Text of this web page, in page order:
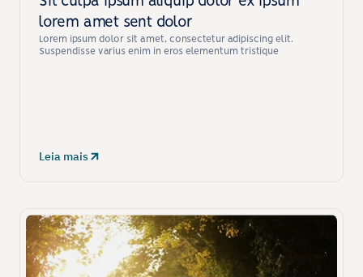
lorem amet sent dolor
Lorem ipsum dolor sit amet, consectetur adipiscing elit.
Suspendisse varius enim in eros elementum tristique
Leia mais